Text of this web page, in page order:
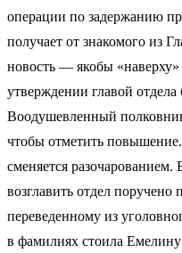
операции по задержанию
получает от знакомого из
новость — якобы
утверждении главой отдела
Воодушевленный
чтобы отметить
сменяется
возглавить отдел
переведенному из
в фамилиях стоила